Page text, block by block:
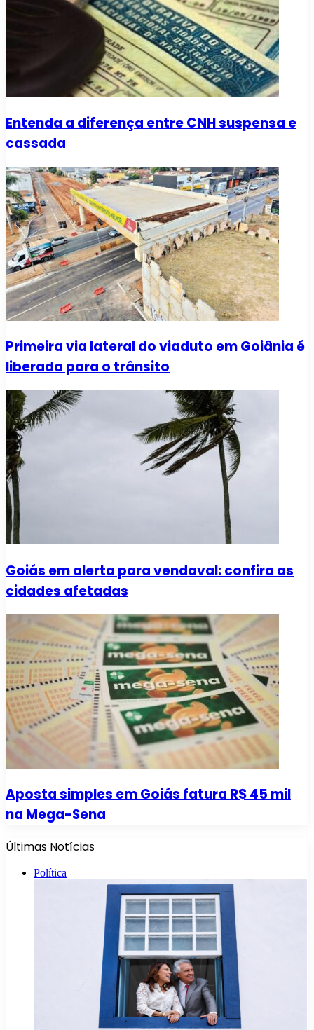
Entenda a diferença entre CNH suspensa e
cassada
Primeira via lateral do viaduto em Goiânia é
liberada para o trânsito
Goiás em alerta para vendaval: confira as
cidades afetadas
Aposta simples em Goiás fatura R$ 45 mil
na Mega-Sena
Últimas Notícias
Política